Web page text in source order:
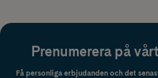
Prenumerera på
Få personliga erbjudanden och det